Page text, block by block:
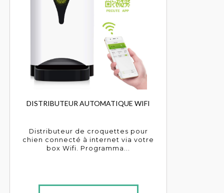
DISTRIBUTEUR AUTOMATIQUE WIFI
Distributeur de croquettes pour
chien connecté à internet via votre
box Wifi. Programma...